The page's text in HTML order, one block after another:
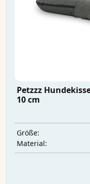
Petzzz
10 cm
Größe:
Material: